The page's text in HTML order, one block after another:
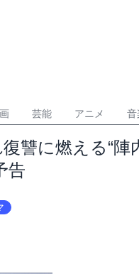
芸能 アニメ 音
復讐に燃える“
告